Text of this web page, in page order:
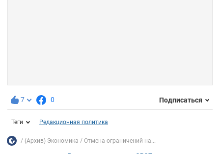
7 0 Подписаться
Теги Редакционная политика
(Архив) Экономика Отмена ограничений на...